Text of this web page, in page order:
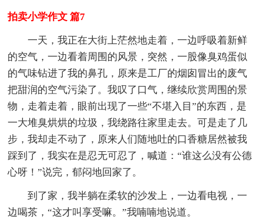
拍卖小学作文 篇7
一天，我正在大街上茫然地走着，一边呼吸着新鲜
的空气，一边看着周围的风景，突然，一股像臭鸡蛋似
的气味钻进了我的鼻孔，原来是工厂的烟囱冒出的废气
把甜润的空气污染了。我叹了口气，继续欣赏周围的景
物，走着走着，眼前出现了一些“不堪入目”的东西，是
一大堆臭烘烘的垃圾，我绕路往家里走去。可是走了几
步，我却走不动了，原来人们随地吐的口香糖居然被我
踩到了，我实在是忍无可忍了，喊道：“谁这么没有公德
心呀！”说完，郁闷地回家了。
到了家，我半躺在柔软的沙发上，一边看电视，一
边喝茶，“这才叫享受嘛。”我喃喃地说道。